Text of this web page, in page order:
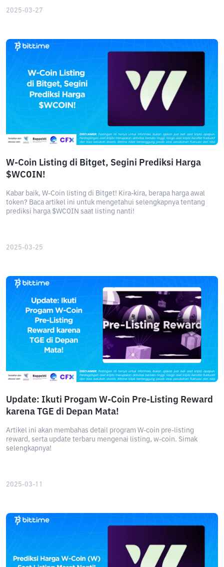
2025-03-27
W-Coin Listing di Bitget, Segini Prediksi Harga
$WCOIN!
Kabar baik, W-Coin listing di Bitget! Kira-kira, berapa harga awal
token? Baca artikel ini untuk mengetahui selengkapnya tentang
prediksi harga $WCOIN saat listing nanti!
2025-03-25
Update: Ikuti Progam W-Coin Pre-Listing Reward
karena TGE di Depan Mata!
Artikel ini akan membahas detail program W-coin pre-listing
reward, serta update terbaru mengenai listing, w-coin. Simak
selengkapnya!
2025-03-11